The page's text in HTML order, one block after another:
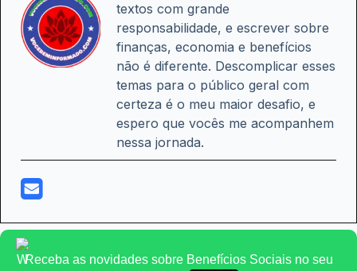
textos com grande
responsabilidade, e escrever sobre
finanças, economia e benefícios
não é diferente. Descomplicar esses
temas para o público geral com
certeza é o meu maior desafio, e
espero que vocês me acompanhem
nessa jornada.
Receba as novidades sobre Benefícios Sociais no seu